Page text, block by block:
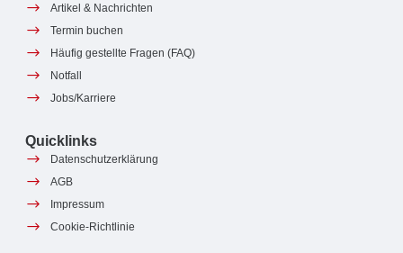
Artikel & Nachrichten
Termin buchen
Häufig gestellte Fragen (FAQ)
Notfall
Jobs/Karriere
Quicklinks
Datenschutzerklärung
AGB
Impressum
Cookie-Richtlinie